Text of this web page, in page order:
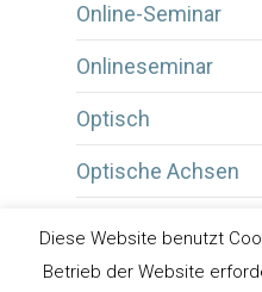
Online-Seminar
Onlineseminar
Optisch
Optische Achsen
Print Publishing
Diese Website benutzt
Betrieb der Website